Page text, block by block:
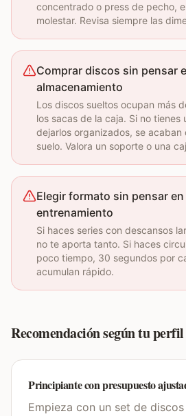
concentrado o press de pecho,
molestar. Revisa siempre las
Comprar discos sin pensar
almacenamiento
Los discos sueltos ocupan más
los sacas de la caja. Si no tienes
dejarlos organizados, se
suelo. Valora un soporte o una
Elegir formato sin pensar
entrenamiento
Si haces series con descansos
no te aporta tanto. Si haces
poco tiempo, 30 segundos por
acumulan rápido.
Recomendación según tu perfil
Principiante con presupuesto
Empieza con un set de